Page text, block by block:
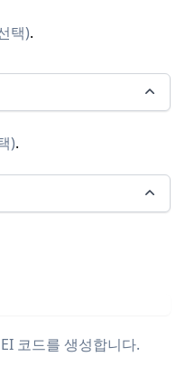
택).
).
코드를 생성합니다.